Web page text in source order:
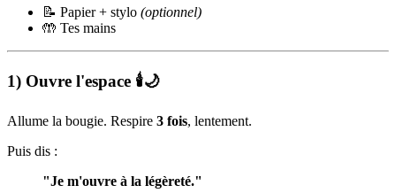
📝 Papier + stylo (optionnel)
🤲 Tes mains
1) Ouvre l'espace 🕯🌙
Allume la bougie. Respire 3 fois, lentement.
Puis dis :
"Je m'ouvre à la légèreté."